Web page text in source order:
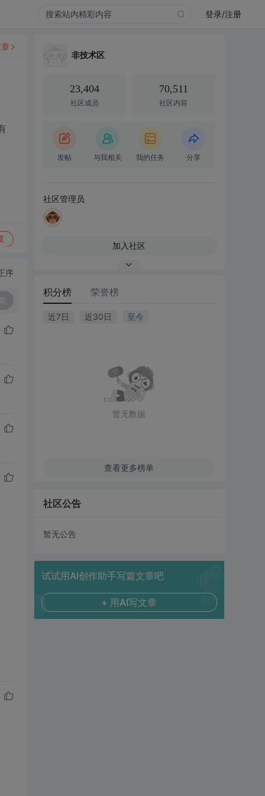
登录/注册
序
非技术区
23,404
社区成员
70,511
社区内容
发帖 与我相关 我的任务 分享
社区管理员
加入社区
积分榜 荣誉榜
近7日 近30日 至今
暂无数据
查看更多榜单
社区公告
暂无公告
试试用AI创作助手写篇文章吧
+ 用AI写文章